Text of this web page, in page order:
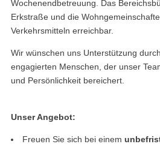
Wochenendbetreuung. Das
Erkstraße und die
Verkehrsmitteln erreichbar.
Wir wünschen uns Unterstützung
engagierten Menschen, der unser
und Persönlichkeit bereichert.
Unser Angebot:
Freuen Sie sich bei einem